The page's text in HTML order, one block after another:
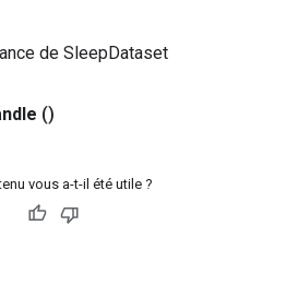
de SleepDataset
()
vous a-t-il été utile ?